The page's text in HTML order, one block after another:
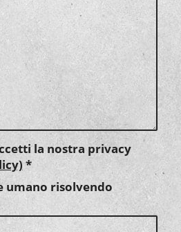
la nostra privacy
*
umano risolvendo